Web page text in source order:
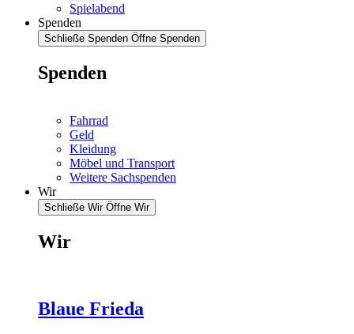
Spielabend
Spenden
Schließe Spenden Öffne Spenden
Spenden
Fahrrad
Geld
Kleidung
Möbel und Transport
Weitere Sachspenden
Wir
Schließe Wir Öffne Wir
Wir
Blaue Frieda